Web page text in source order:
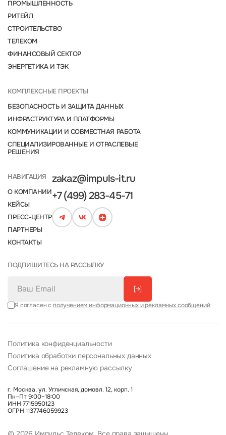
ПРОМЫШЛЕННОСТЬ
РИТЕЙЛ
СТРОИТЕЛЬСТВО
ТЕЛЕКОМ
ФИНАНСОВЫЙ СЕКТОР
ЭНЕРГЕТИКА И ТЭК
НАВИГАЦИЯ
О КОМПАНИИ
КЕЙСЫ
ПРЕСС-ЦЕНТР
ПАРТНЕРЫ
КОНТАКТЫ
zakaz@impuls-it.ru
+7 (499) 283-45-71
КОМПЛЕКСНЫЕ ПРОЕКТЫ
БЕЗОПАСНОСТЬ И ЗАЩИТА ДАННЫХ
ИНФРАСТРУКТУРА И ПЛАТФОРМЫ
КОММУНИКАЦИИ И СОВМЕСТНАЯ РАБОТА
СПЕЦИАЛИЗИРОВАННЫЕ И ОТРАСЛЕВЫЕ
РЕШЕНИЯ
ПОДПИШИТЕСЬ НА РАССЫЛКУ
[→]
Я согласен с получением информационных и рекламных сообщений
Политика конфиденциальности
Политика обработки персональных данных
Соглашение на рекламную рассылку
г. Москва, ул. Угличская, домовл. 12, корп. 1
Пн–Пт 9:00–18:00
ИНН 7715950123
ОГРН 1137746059923